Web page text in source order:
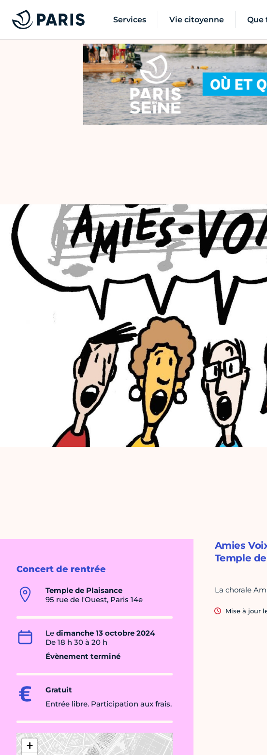
Services Vie citoyenne Que
Concert de rentrée
Temple de Plaisance
95 rue de l'Ouest, Paris 14e
Le dimanche 13 octobre 2024
De 18 h 30 à 20 h
Évènement terminé
Gratuit
Entrée libre. Participation aux frais.
+
Amies
Temple
La chorale
Mise à jour